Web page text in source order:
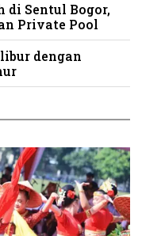
di Sentul Bogor,
Private Pool
dengan